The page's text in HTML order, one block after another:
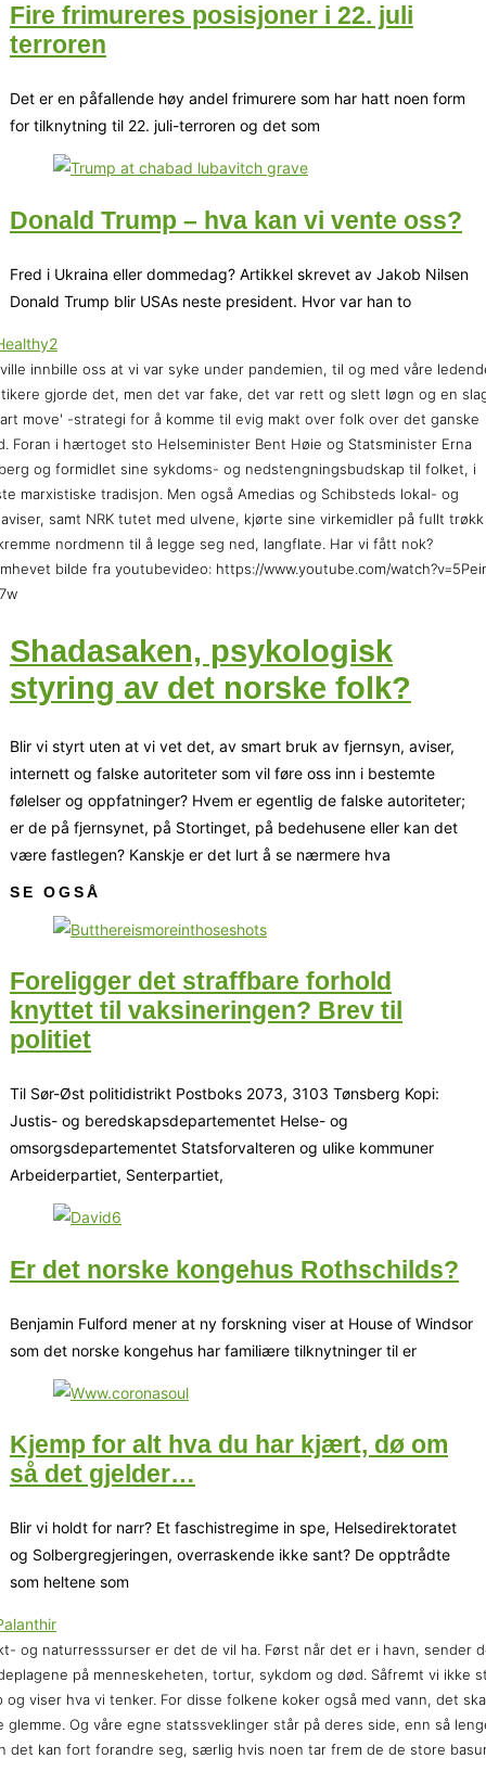
Fire frimureres posisjoner i 22. juli
terroren
Det er en påfallende høy andel frimurere som har hatt noen form
for tilknytning til 22. juli-terroren og det som
Donald Trump – hva kan vi vente oss?
Fred i Ukraina eller dommedag? Artikkel skrevet av Jakob Nilsen
Donald Trump blir USAs neste president. Hvor var han to
innbille oss at vi var syke under pandemien, til og med våre
gjorde det, men det var fake, det var rett og slett løgn og en
move' -strategi for å komme til evig makt over folk over det ganske
Foran i hærtoget sto Helseminister Bent Høie og Statsminister Erna
og formidlet sine sykdoms- og nedstengningsbudskap til folket, i
marxistiske tradisjon. Men også Amedias og Schibsteds lokal- og
samt NRK tutet med ulvene, kjørte sine virkemidler på fullt
nordmenn til å legge seg ned, langflate. Har vi fått nok?
bilde fra youtubevideo: https://www.youtube.com/
Shadasaken, psykologisk
styring av det norske folk?
Blir vi styrt uten at vi vet det, av smart bruk av fjernsyn, aviser,
internett og falske autoriteter som vil føre oss inn i bestemte
følelser og oppfatninger? Hvem er egentlig de falske autoriteter;
er de på fjernsynet, på Stortinget, på bedehusene eller kan det
være fastlegen? Kanskje er det lurt å se nærmere hva
SE OGSÅ
Foreligger det straffbare forhold
knyttet til vaksineringen? Brev til
politiet
Til Sør-Øst politidistrikt Postboks 2073, 3103 Tønsberg Kopi:
Justis- og beredskapsdepartementet Helse- og
omsorgsdepartementet Statsforvalteren og ulike kommuner
Arbeiderpartiet, Senterpartiet,
Er det norske kongehus Rothschilds?
Benjamin Fulford mener at ny forskning viser at House of Windsor
som det norske kongehus har familiære tilknytninger til er
Kjemp for alt hva du har kjært, dø om
så det gjelder…
Blir vi holdt for narr? Et faschistregime in spe, Helsedirektoratet
og Solbergregjeringen, overraskende ikke sant? De opptrådte
som heltene som
og naturresssurser er det de vil ha. Først når det er i havn, sender
på menneskeheten, tortur, sykdom og død. Såfremt vi ikke
og viser hva vi tenker. For disse folkene koker også med vann, det
glemme. Og våre egne statssveklinger står på deres side, enn så
det kan fort forandre seg, særlig hvis noen tar frem de de store